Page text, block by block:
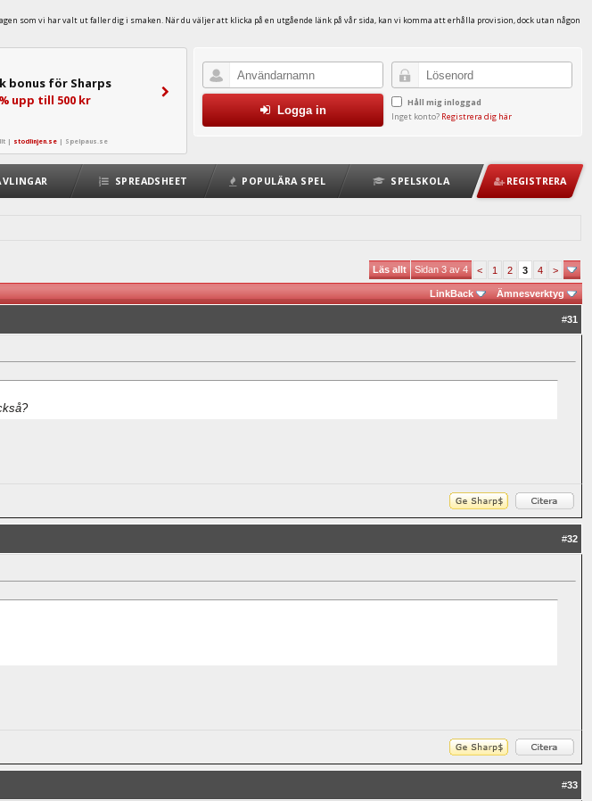
som vi har valt ut faller dig i smaken. När du väljer att klicka på en utgående länk på vår sida, kan vi komma att erhålla provision, dock utan någon
bonus för Sharps
upp till 500 kr
| stodlinjen.se | Spelpaus.se
Håll mig inloggad
Inget konto? Registrera dig här
Logga in
SPREADSHEET POPULÄRA SPEL SPELSKOLA REGISTRERA
Läs allt Sidan 3 av 4 < 1 2 3 4 >
LinkBack Ämnesverktyg
#31
#32
#33